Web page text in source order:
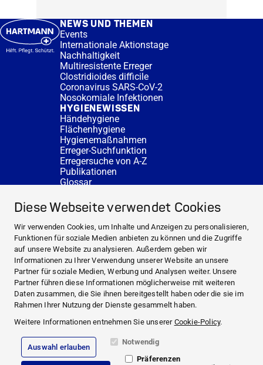
Diese Webseite verwendet Cookies
Wir verwenden Cookies, um Inhalte und Anzeigen zu personalisieren,
Funktionen für soziale Medien anbieten zu können und die Zugriffe
auf unsere Website zu analysieren. Außerdem geben wir
Informationen zu Ihrer Verwendung unserer Website an unsere
Partner für soziale Medien, Werbung und Analysen weiter. Unsere
Partner führen diese Informationen möglicherweise mit weiteren
Daten zusammen, die Sie ihnen bereitgestellt haben oder die sie im
Rahmen Ihrer Nutzung der Dienste gesammelt haben.
Weitere Informationen entnehmen Sie unserer Cookie-Policy.
Auswahl erlauben
Notwendig
Präferenzen
NEWS UND THEMEN
Events
Internationale Aktionstage
Nachhaltigkeit
Multiresistente Erreger
Clostridioides difficile
Coronavirus SARS-CoV-2
Nosokomiale Infektionen
HYGIENEWISSEN
Händehygiene
Flächenhygiene
Hygienemaßnahmen
Erreger-Suchfunktion
Erregersuche von A-Z
Publikationen
Glossar
SERVICE
Fachberatung
DESINFACTS
Newsletter
Konzentrat-Rechner
Weiterführende Links
Über uns
Fachberatung
NEWS UND THEMEN
HYGIENEWISSEN
SERVICE
Rechtliche Hinweise